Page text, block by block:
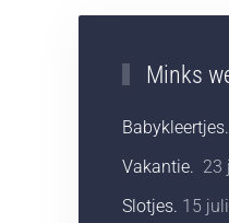
Minks
Babykleertjes.
Vakantie. 23
Slotjes. 15